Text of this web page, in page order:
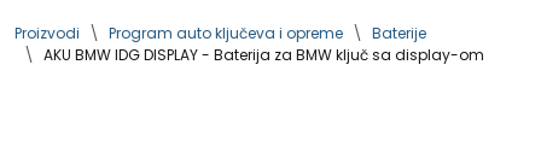
Proizvodi Program auto ključeva i opreme
Baterije
AKU BMW IDG DISPLAY - Baterija za BMW ključ sa display-om